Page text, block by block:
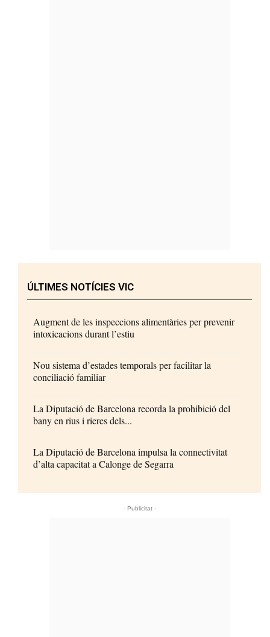
ÚLTIMES NOTÍCIES VIC
Augment de les inspeccions alimentàries per prevenir
intoxicacions durant l’estiu
Nou sistema d’estades temporals per facilitar la
conciliació familiar
La Diputació de Barcelona recorda la prohibició del
bany en rius i rieres dels...
La Diputació de Barcelona impulsa la connectivitat
d’alta capacitat a Calonge de Segarra
- Publicitat -